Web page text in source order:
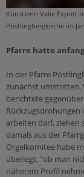
Künstlerin Valie Export
Pöstlingbergkirche im
Pfarre hatte
In der Pfarre
zunächst umstritten.
berichtete
Rückzugsdrohungen
arbeiten darf, ziehen
damals aus der
Orgelkomitee habe
überlegt, "ob man
näherem Profil